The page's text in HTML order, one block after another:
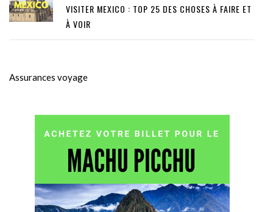
VISITER MEXICO : TOP 25 DES CHOSES À FAIRE ET
À VOIR
Assurances voyage